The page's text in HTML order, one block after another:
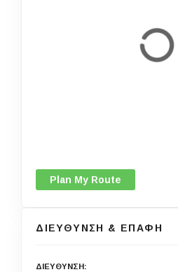
Plan My Route
ΔΙΕΥΘΥΝΣΗ & ΕΠΑΦΗ
ΔΙΕΥΘΥΝΣΗ